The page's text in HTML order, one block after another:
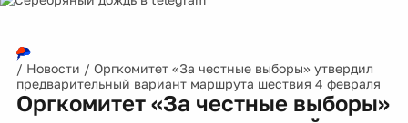
/ Новости / Оргкомитет «За честные выборы» утвердил
предварительный вариант маршрута шествия 4 февраля
Оргкомитет «За честные выборы»